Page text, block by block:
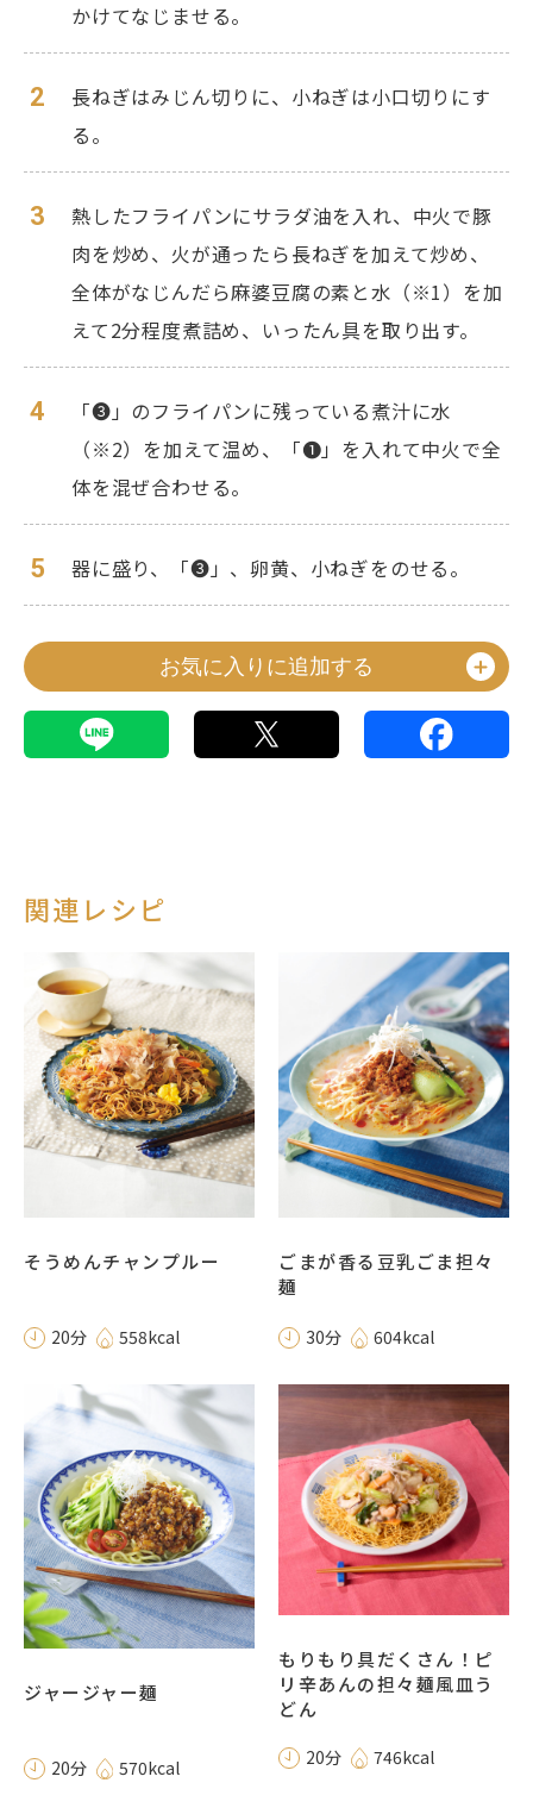
かけてなじませる。
2
長ねぎはみじん切りに、小ねぎは小口切りにす
る。
3
熱したフライパンにサラダ油を入れ、中火で豚
肉を炒め、火が通ったら長ねぎを加えて炒め、
全体がなじんだら麻婆豆腐の素と水（※1）を加
えて2分程度煮詰め、いったん具を取り出す。
4
「❸」のフライパンに残っている煮汁に水
（※2）を加えて温め、「❶」を入れて中火で全
体を混ぜ合わせる。
5 器に盛り、「❸」、卵黄、小ねぎをのせる。
お気に入りに追加する
関連レシピ
そうめんチャンプルー
20分 558kcal
ごまが香る豆乳ごま担々
麺
30分 604kcal
ジャージャー麺
20分 570kcal
もりもり具だくさん！ピ
リ辛あんの担々麺風皿う
どん
20分 746kcal